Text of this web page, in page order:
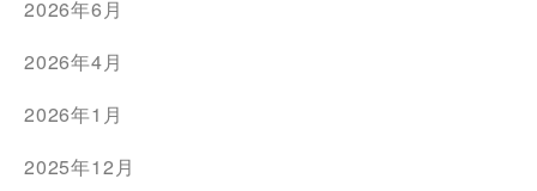
2026年6月
2026年4月
2026年1月
2025年12月